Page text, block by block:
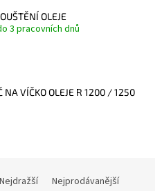
OLEJE
3 pracovních dnů
NA VÍČKO OLEJE R 1200 / 1250
Nejdražší
Nejprodávanější